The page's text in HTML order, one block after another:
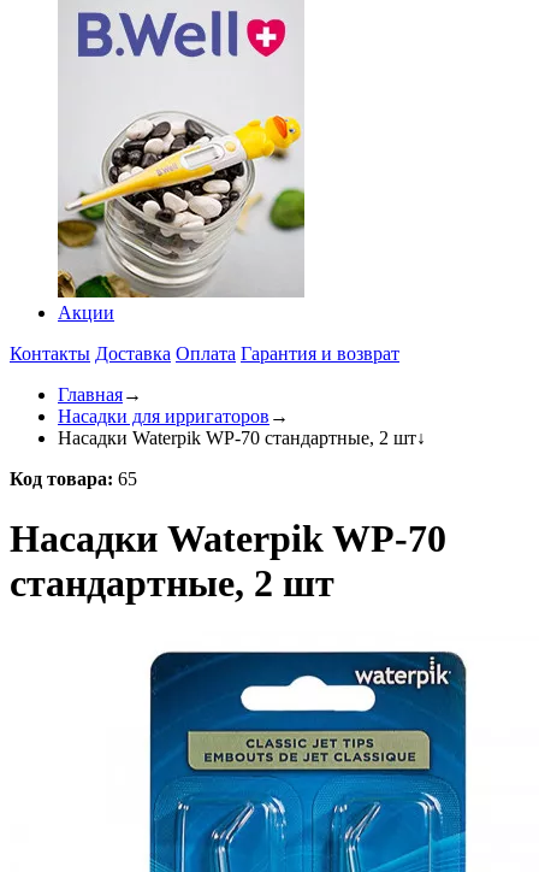
Акции
Контакты Доставка Оплата Гарантия и возврат
Главная→
Насадки для ирригаторов →
Насадки Waterpik WP-70 стандартные, 2 шт↓
Код товара: 65
Насадки Waterpik WP-70
стандартные, 2 шт